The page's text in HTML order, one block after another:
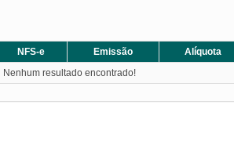
NFS-e Emissão Alíquota
Nenhum resultado encontrado!